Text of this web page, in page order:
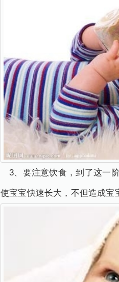
3、要注意饮食，到了这一
使宝宝快速长大，不但造成宝